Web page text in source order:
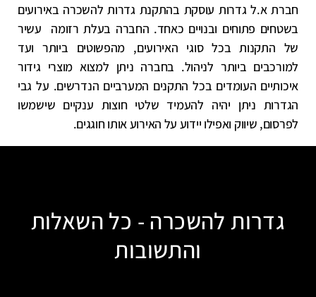
חברת א.ל גדרות עוסקת בהתקנת גדרות להשכרה באירועים
בשטחים פתוחים ובנויים כאחד. החברה בעלת רזומה עשיר
של התקנות בכל סוגי האירועים, מהפשוטים ביותר ועד
למורכבים ביותר לניהול. בחברה ניתן למצוא מוצרי גידור
איכותיים העומדים בכל התקנים המערביים הנדרשים. על גבי
הגדרות ניתן יהיה להעמיד שלטי חוצות ענקיים שישמשו
לפרסום, שיווק ואפילו יידוע על האירוע אותו חוגגים.
גדרות להשכרה - כל השאלות
והתשובות